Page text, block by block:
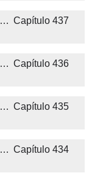
Após Deixar A Família Rica, A Falsa Herdeira Chocou O Mundo Capítulo 437
Após Deixar A Família Rica, A Falsa Herdeira Chocou O Mundo Capítulo 436
Após Deixar A Família Rica, A Falsa Herdeira Chocou O Mundo Capítulo 435
Após Deixar A Família Rica, A Falsa Herdeira Chocou O Mundo Capítulo 434